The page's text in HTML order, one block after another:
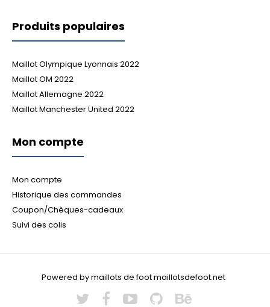
Produits populaires
Maillot Olympique Lyonnais 2022
Maillot OM 2022
Maillot Allemagne 2022
Maillot Manchester United 2022
Mon compte
Mon compte
Historique des commandes
Coupon/Chèques-cadeaux
Suivi des colis
Powered by maillots de foot maillotsdefoot.net